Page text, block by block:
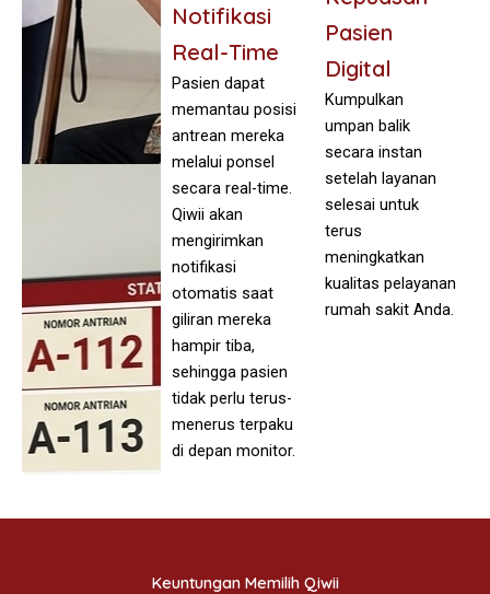
Notifikasi
Real-Time
Pasien dapat
memantau posisi
antrean mereka
melalui ponsel
secara real-time.
Qiwii akan
mengirimkan
notifikasi
otomatis saat
giliran mereka
hampir tiba,
sehingga pasien
tidak perlu terus-
menerus terpaku
di depan monitor.
Pasien
Digital
Kumpulkan
umpan balik
secara instan
setelah layanan
selesai untuk
terus
meningkatkan
kualitas pelayanan
rumah sakit Anda.
Keuntungan Memilih Qiwii